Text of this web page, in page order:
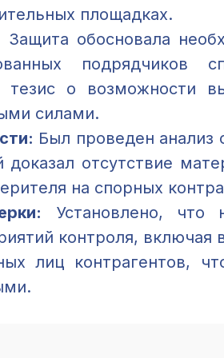
площадках.
Защита обосновала
подрядчиков
тезис о возможности
силами.
Был проведен анализ
отсутствие
на спорных
Установлено, что
контроля, включая
лиц контрагентов,